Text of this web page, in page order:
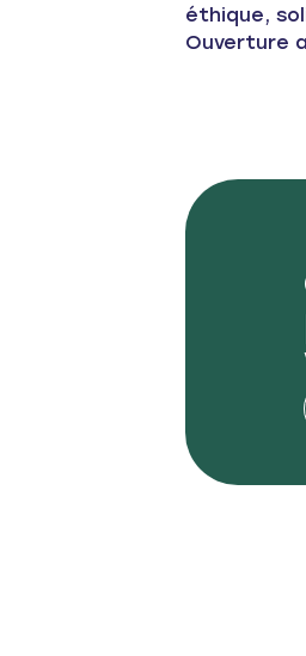
éthique,
Ouverture